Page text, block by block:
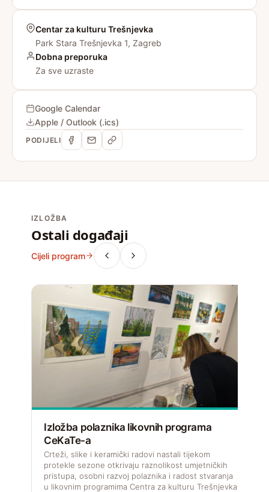
Centar za kulturu Trešnjevka
Park Stara Trešnjevka 1, Zagreb
Dobna preporuka
Za sve uzraste
Google Calendar
Apple / Outlook (.ics)
PODIJELI
IZLOŽBA
Ostali događaji
Cijeli program
Izložba polaznika likovnih programa
CeKaTe-a
Crteži, slike i keramički radovi nastali tijekom
protekle sezone otkrivaju raznolikost umjetničkih
pristupa, osobni razvoj polaznika i radost stvaranja
u likovnim programima Centra za kulturu Trešnjevka.